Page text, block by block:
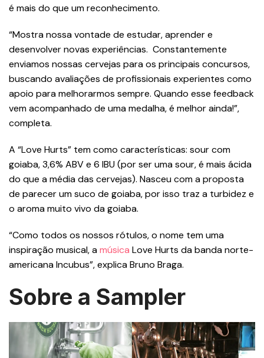
é mais do que um reconhecimento.
“Mostra nossa vontade de estudar, aprender e
desenvolver novas experiências. Constantemente
enviamos nossas cervejas para os principais concursos,
buscando avaliações de profissionais experientes como
apoio para melhorarmos sempre. Quando esse feedback
vem acompanhado de uma medalha, é melhor ainda!”,
completa.
A “Love Hurts” tem como características: sour com
goiaba, 3,6% ABV e 6 IBU (por ser uma sour, é mais ácida
do que a média das cervejas). Nasceu com a proposta
de parecer um suco de goiaba, por isso traz a turbidez e
o aroma muito vivo da goiaba.
“Como todos os nossos rótulos, o nome tem uma
inspiração musical, amúsica Love Hurts da banda norte-
americana Incubus”, explica Bruno Braga.
Sobre a Sampler